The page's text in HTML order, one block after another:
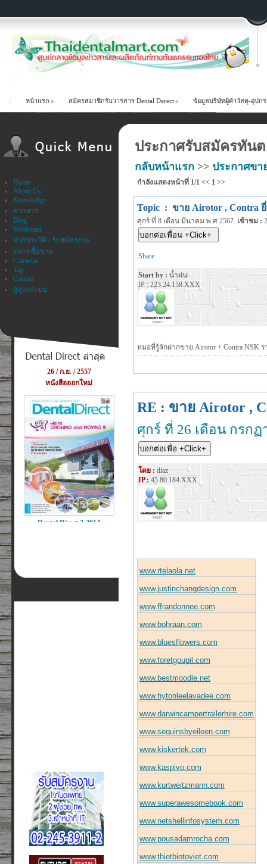
หน้าแรก สม้ครสมาชิกรับวารสาร Dental Derect ข้อมูลบริษัทผู้ค้าวัสดุ-อุปก
Home
About Us
Knowledge
ข่าวสาร
Blog
Webboard
ฝากประวัติ / รับสมัครงาน
ตลาดซื้อขาย
Calendar
Tag
Contact
ผู้ดูแลระบบ
ประกาศรับสมัครทัน
กลับหน้าแรก >> ประกาศขา
กำลังแสดงหน้าที่ 1/1 << 1 >>
Topic : ขาย Airotor , Contra
ศุกร์ ที่ 8 เดือน มีนาคม พ.ศ.2567 เข้าชม :
Share
Start by :น้ำฝน
IP : 223.24.158.XXX
หมอที่รู้จักฝากขาย Airotor + Contra NSK
RE : ขาย Airotor ,
ศุกร์ ที่ 26 เดือน กรกฏ
โดย :diaz
IP : 45.80.184.XXX
www.rtelaola.net
www.justinchangdesign.com
www.ffrandonnee.com
www.bohraan.com
www.bluesflowers.com
www.foretgoupil.com
www.bestmoodle.net
www.hytonleelavadee.com
www.darwincampertrailerhire.com
www.sequinsbyeileen.com
www.kiskertek.com
www.kaspivo.com
www.kurtweitzmann.com
www.superawesomebook.com
www.netshellinfosystem.com
www.pousadamrocha.com
www.thietbiotoviet.com